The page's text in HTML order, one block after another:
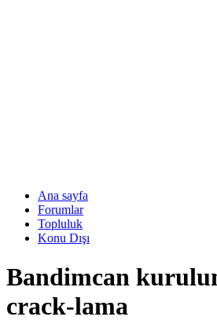
Ana sayfa
Forumlar
Topluluk
Konu Dışı
Bandimcan
crack-lama